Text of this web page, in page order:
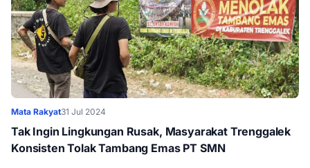
Mata Rakyat31 Jul 2024
Tak Ingin Lingkungan Rusak, Masyarakat Trenggalek
Konsisten Tolak Tambang Emas PT SMN